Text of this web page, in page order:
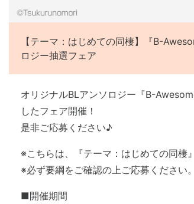
【テーマ：はじめての同棲】『B-
ロジー抽選フェア
オリジナルBLアンソロジー『B-
したフェア開催！
是非ご応募ください♪
※こちらは、『テーマ：はじめての同棲
※必ず要綱をご確認の上ご応募ください。
■開催期間